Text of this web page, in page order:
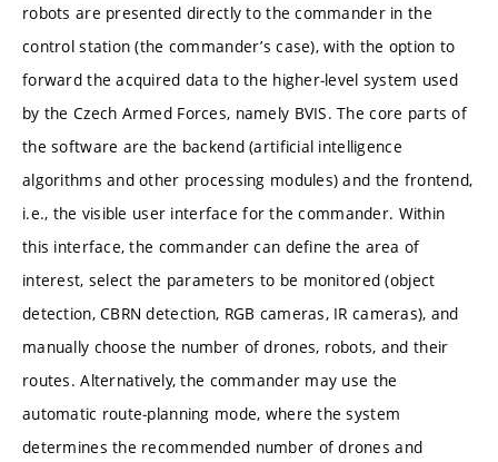
robots are presented directly to the commander in the
control station (the commander’s case), with the option to
forward the acquired data to the higher‑level system used
by the Czech Armed Forces, namely BVIS. The core parts of
the software are the backend (artificial intelligence
algorithms and other processing modules) and the frontend,
i.e., the visible user interface for the commander. Within
this interface, the commander can define the area of
interest, select the parameters to be monitored (object
detection, CBRN detection, RGB cameras, IR cameras), and
manually choose the number of drones, robots, and their
routes. Alternatively, the commander may use the
automatic route‑planning mode, where the system
determines the recommended number of drones and